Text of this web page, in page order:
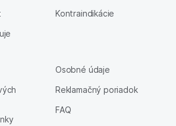
Kontraindikácie
Osobné údaje
Reklamačný poriadok
FAQ